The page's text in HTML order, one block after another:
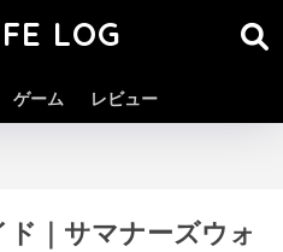
LOG
ゲーム レビュー
｜サマナーズウォ